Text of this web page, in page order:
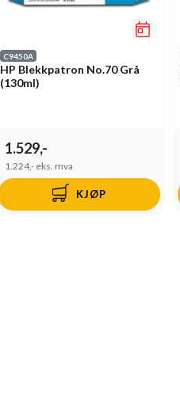
C9450A
HP Blekkpatron No.70 Grå
(130ml)
1.529,-
1.224,- eks. mva
KJØP